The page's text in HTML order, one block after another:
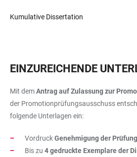
Kumulative Dissertation
EINZUREICHENDE
Mit demAntrag auf Zulassung zur
der Promotionprüfungsausschuss
folgende Unterlagen ein:
VordruckGenehmigung der
Bis zu 4 gedruckte Exemplare der